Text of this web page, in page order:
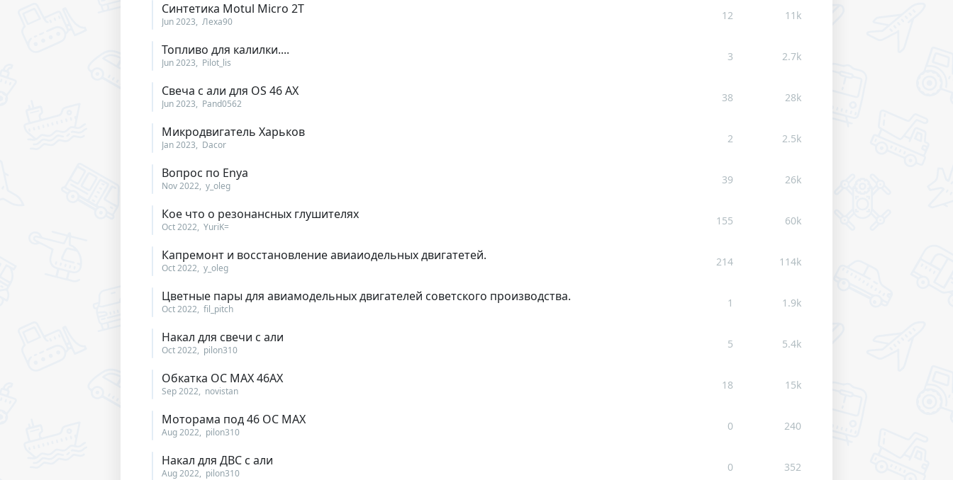
Синтетика Motul Micro 2T
Jun 2023 Леха90 12 11k
Топливо для калилки....
Jun 2023 Pilot_lis 3 2.7k
Свеча с али для ОS 46 AX
Jun 2023 Pand0562 38 28k
Микродвигатель Харьков
Jan 2023 Dacor 2 2.5k
Вопрос по Enya
Nov 2022 y_oleg 39 26k
Кое что о резонансных глушителях
Oct 2022 YuriK= 155 60k
Капремонт и восстановление авиаиодельных двигатетей.
Oct 2022 y_oleg 214 114k
Цветные пары для авиамодельных двигателей советского производства.
Oct 2022 fil_pitch 1 1.9k
Накал для свечи с али
Oct 2022 pilon310 5 5.4k
Обкатка ОС МАХ 46АХ
Sep 2022 novistan 18 15k
Моторама под 46 ОС МАХ
Aug 2022 pilon310 0 240
Накал для ДВС с али
Aug 2022 pilon310 0 352